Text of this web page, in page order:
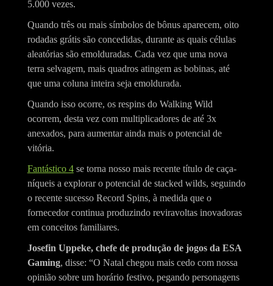
5.000 vezes.
Quando três ou mais símbolos de bônus aparecem, oito
rodadas grátis são concedidas, durante as quais células
aleatórias são emolduradas. Cada vez que uma nova
terra selvagem, mais quadros atingem as bobinas, até
que uma coluna inteira seja emoldurada.
Quando isso ocorre, os respins do Walking Wild
ocorrem, desta vez com multiplicadores de até 3x
anexados, para aumentar ainda mais o potencial de
vitória.
Fantástico 4se torna nosso mais recente título de caça-
níqueis a explorar o potencial de stacked wilds, seguindo
o recente sucesso Record Spins, à medida que o
fornecedor continua produzindo reviravoltas inovadoras
em conceitos familiares.
Josefin Uppeke, chefe de produção de jogos da ESA
Gaming, disse: “O Natal chegou mais cedo com nossa
opinião sobre um horário festivo, pegando personagens